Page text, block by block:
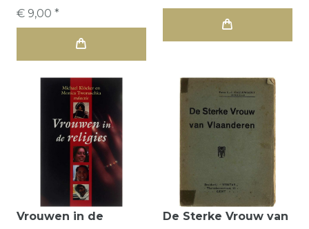
€ 9,00 *
Vrouwen in de
De Sterke Vrouw van